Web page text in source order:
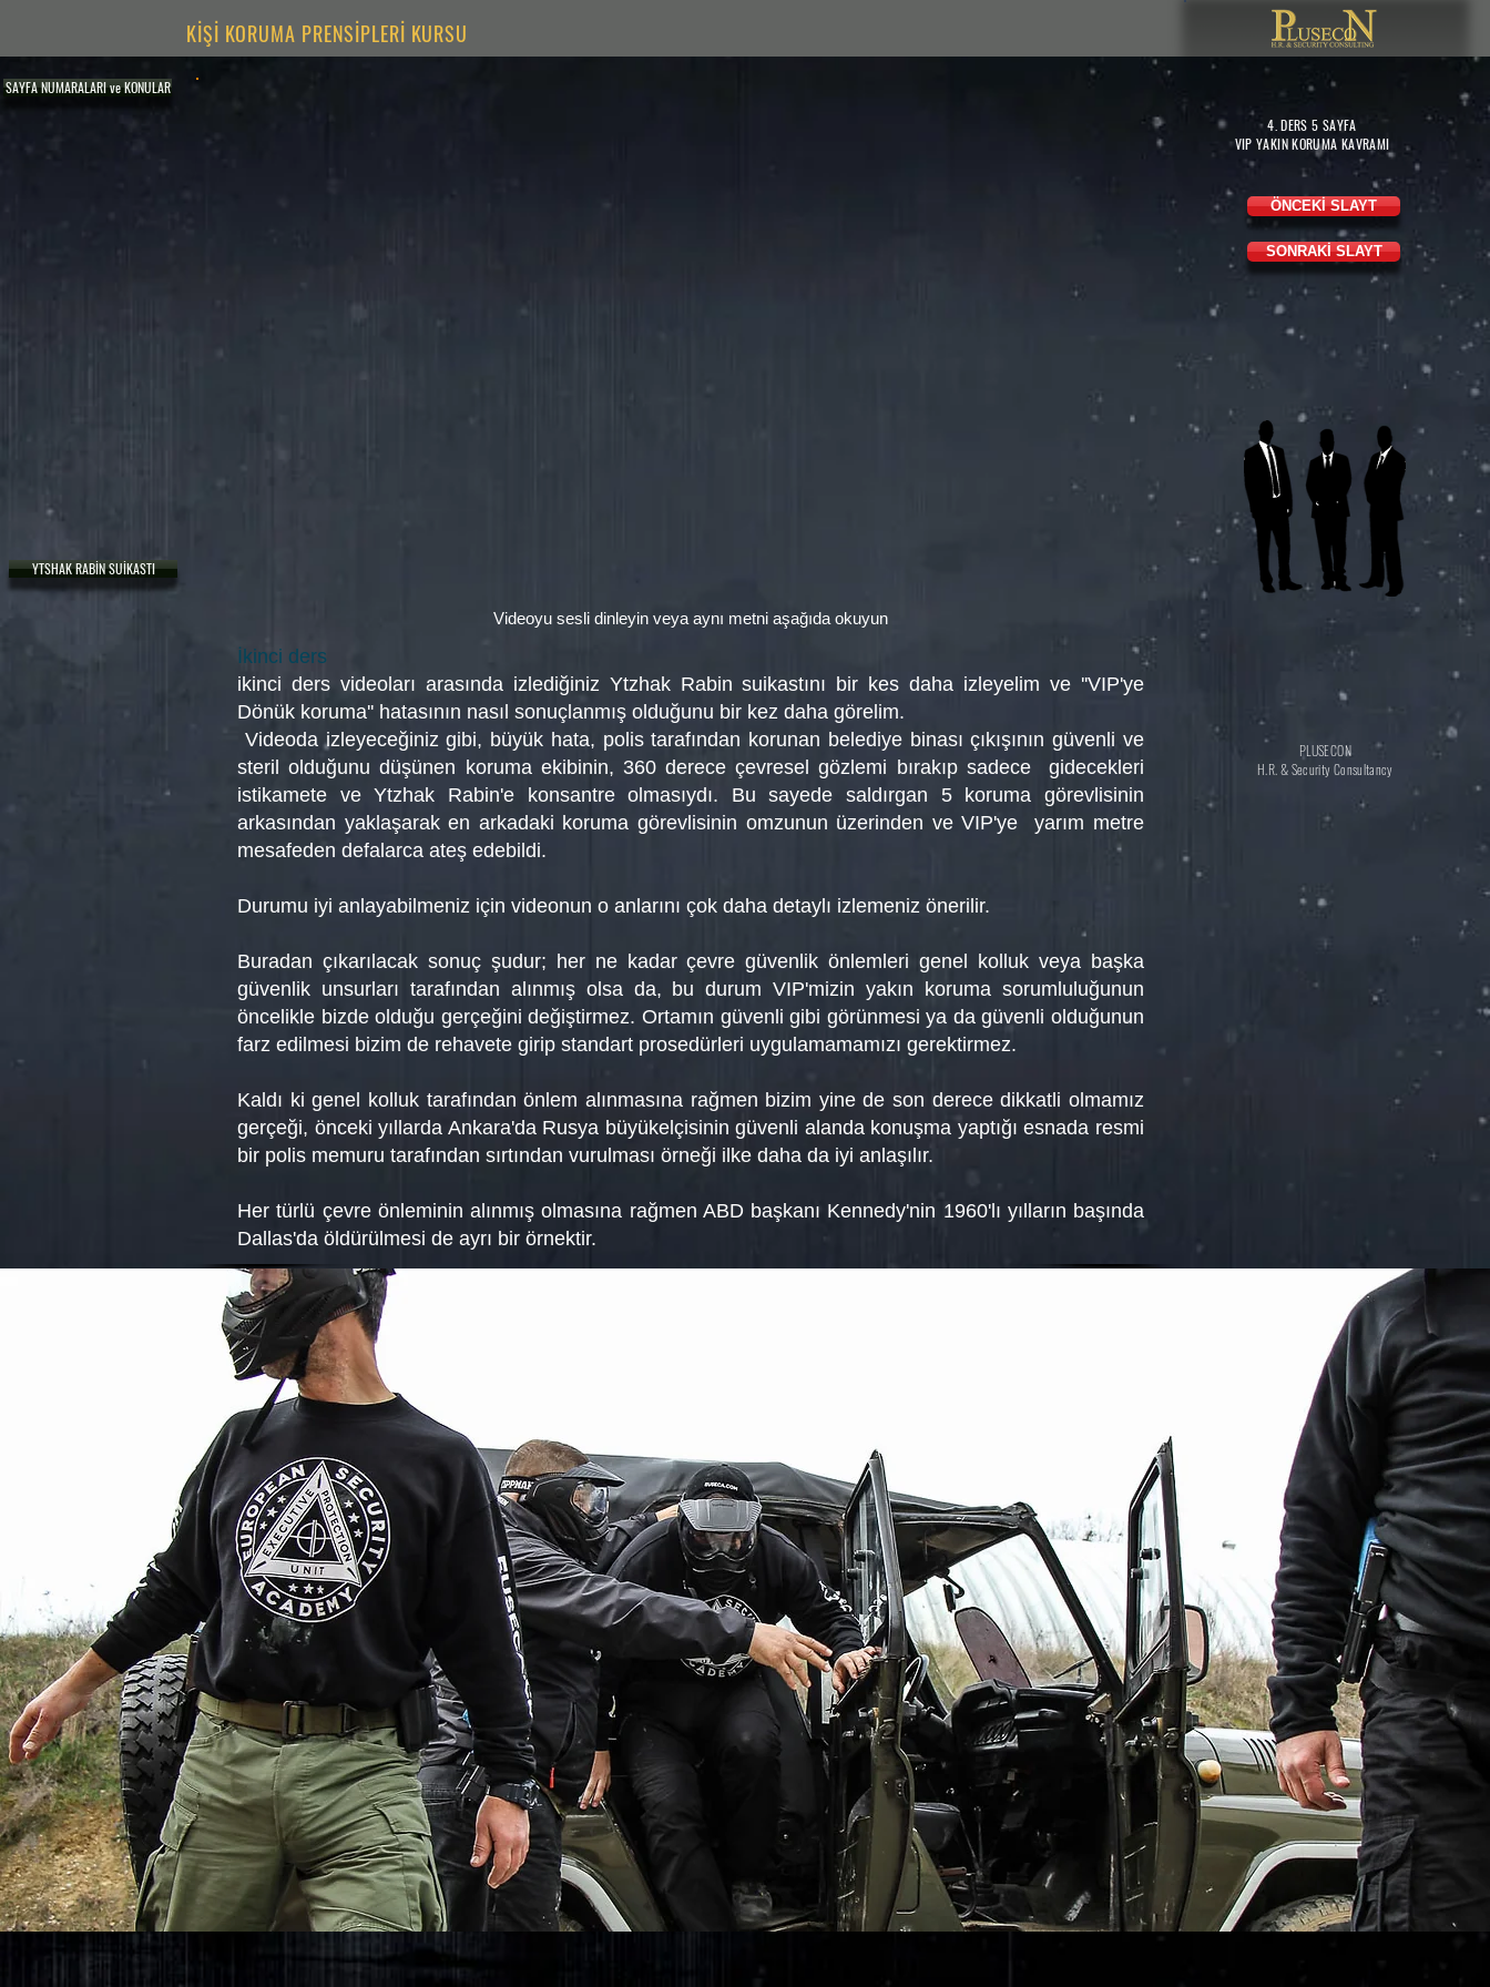
SAYFA NUMARALARI ve KONULAR
YTSHAK RABİN SUİKASTI
ÖNCEKİ SLAYT
SONRAKİ SLAYT
PLUSECON
H.R. & Security Consultancy
Videoyu sesli dinleyin veya aynı metni aşağıda okuyun
İkinci ders
ikinci ders videoları arasında izlediğiniz Ytzhak Rabin suikastını bir kes daha izleyelim ve ''VIP'ye
Dönük koruma'' hatasının nasıl sonuçlanmış olduğunu bir kez daha görelim.
Videoda izleyeceğiniz gibi, büyük hata, polis tarafından korunan belediye binası çıkışının güvenli ve
steril olduğunu düşünen koruma ekibinin, 360 derece çevresel gözlemi bırakıp sadece gidecekleri
istikamete ve Ytzhak Rabin'e konsantre olmasıydı. Bu sayede saldırgan 5 koruma görevlisinin
arkasından yaklaşarak en arkadaki koruma görevlisinin omzunun üzerinden ve VIP'ye yarım metre
mesafeden defalarca ateş edebildi.
Durumu iyi anlayabilmeniz için videonun o anlarını çok daha detaylı izlemeniz önerilir.
Buradan çıkarılacak sonuç şudur; her ne kadar çevre güvenlik önlemleri genel kolluk veya başka
güvenlik unsurları tarafından alınmış olsa da, bu durum VIP'mizin yakın koruma sorumluluğunun
öncelikle bizde olduğu gerçeğini değiştirmez. Ortamın güvenli gibi görünmesi ya da güvenli olduğunun
farz edilmesi bizim de rehavete girip standart prosedürleri uygulamamamızı gerektirmez.
Kaldı ki genel kolluk tarafından önlem alınmasına rağmen bizim yine de son derece dikkatli olmamız
gerçeği, önceki yıllarda Ankara'da Rusya büyükelçisinin güvenli alanda konuşma yaptığı esnada resmi
bir polis memuru tarafından sırtından vurulması örneği ilke daha da iyi anlaşılır.
Her türlü çevre önleminin alınmış olmasına rağmen ABD başkanı Kennedy'nin 1960'lı yılların başında
Dallas'da öldürülmesi de ayrı bir örnektir.
4. DERS 5 SAYFA
VIP YAKIN KORUMA KAVRAMI
KİŞİ KORUMA PRENSİPLERİ KURSU